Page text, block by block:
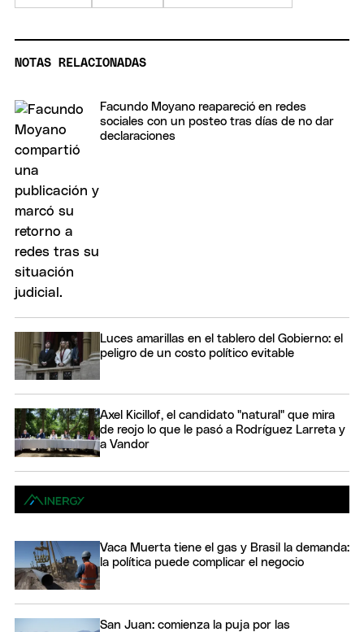
NOTAS RELACIONADAS
Facundo Moyano reapareció en redes
sociales con un posteo tras días de no dar
declaraciones
Luces amarillas en el tablero del Gobierno: el
peligro de un costo político evitable
Axel Kicillof, el candidato "natural" que mira
de reojo lo que le pasó a Rodríguez Larreta y
a Vandor
Vaca Muerta tiene el gas y Brasil la demanda:
la política puede complicar el negocio
San Juan: comienza la puja por las